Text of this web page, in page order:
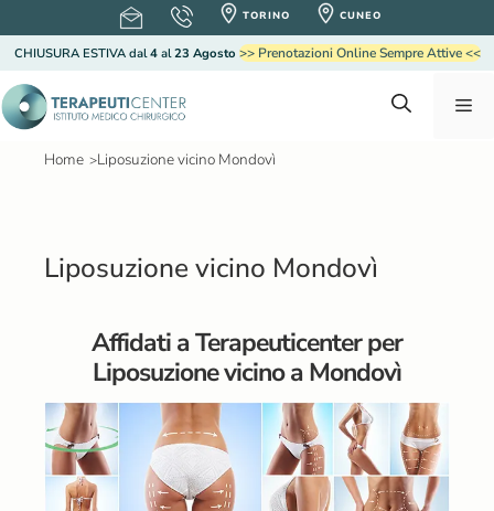
a
l
TORINO CUNEO
CHIUSURA ESTIVA dal4al23 Agosto >> Prenotazioni Online Sempre Attive <<
M
Home >Liposuzione vicino Mondovì
Liposuzione vicino Mondovì
Affidati a Terapeuticenter per
Liposuzione vicino a Mondovì